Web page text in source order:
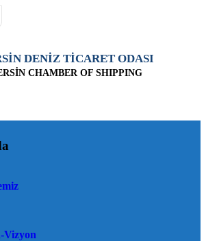
DENİZ TİCARET ODASI
CHAMBER OF SHIPPING
Vizyon